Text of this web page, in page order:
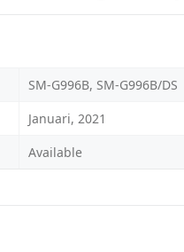
SM-G996B, SM-G996B/DS
Januari, 2021
Available